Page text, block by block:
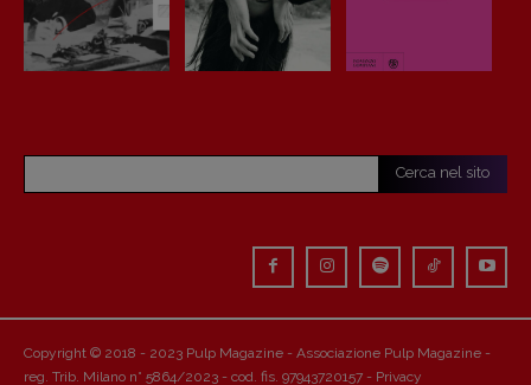
Cerca nel sito
Copyright © 2018 - 2023 Pulp Magazine - Associazione Pulp Magazine -
reg. Trib. Milano n° 5864/2023 - cod. fis. 97943720157 - Privacy